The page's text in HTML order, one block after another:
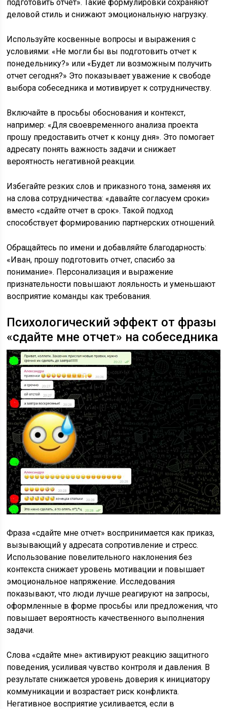
подготовить отчет». Такие формулировки сохраняют
деловой стиль и снижают эмоциональную нагрузку.
Используйте косвенные вопросы и выражения с
условиями: «Не могли бы вы подготовить отчет к
понедельнику?» или «Будет ли возможным получить
отчет сегодня?» Это показывает уважение к свободе
выбора собеседника и мотивирует к сотрудничеству.
Включайте в просьбы обоснования и контекст,
например: «Для своевременного анализа проекта
прошу предоставить отчет к концу дня». Это помогает
адресату понять важность задачи и снижает
вероятность негативной реакции.
Избегайте резких слов и приказного тона, заменяя их
на слова сотрудничества: «давайте согласуем сроки»
вместо «сдайте отчет в срок». Такой подход
способствует формированию партнерских отношений.
Обращайтесь по имени и добавляйте благодарность:
«Иван, прошу подготовить отчет, спасибо за
понимание». Персонализация и выражение
признательности повышают лояльность и уменьшают
восприятие команды как требования.
Психологический эффект от фразы
«сдайте мне отчет» на собеседника
Фраза «сдайте мне отчет» воспринимается как приказ,
вызывающий у адресата сопротивление и стресс.
Использование повелительного наклонения без
контекста снижает уровень мотивации и повышает
эмоциональное напряжение. Исследования
показывают, что люди лучше реагируют на запросы,
оформленные в форме просьбы или предложения, что
повышает вероятность качественного выполнения
задачи.
Слова «сдайте мне» активируют реакцию защитного
поведения, усиливая чувство контроля и давления. В
результате снижается уровень доверия к инициатору
коммуникации и возрастает риск конфликта.
Негативное восприятие усиливается, если в